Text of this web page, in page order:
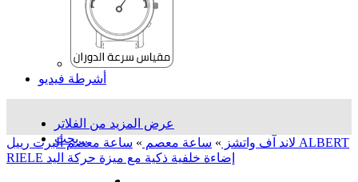
أشرطة فيديو
عرض المزيد من الفلاتر
بحث...
لاند آف واتشز » ساعة معصم » ساعة معصم ألبرت رييل ALBERT
RIELE إضاءة خلفية ذكية مع ميزة حرکة اليد